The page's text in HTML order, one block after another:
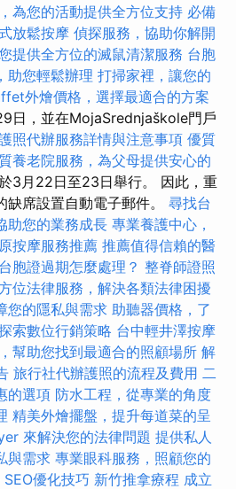
為您的活動提供全方位支持 必備
放鬆按摩 偵探服務，協助你解開
提供全方位的滅鼠清潔服務 台胞
助您輕鬆辦理 打掃家裡，讓您的
外燴價格，選擇最適合的方案
日，並在MojaSrednjaškole門戶
照代辦服務詳情與注意事項 優質
養老院服務，為父母提供安心的
3月22日至23日舉行。 因此，重
席設置自動電子郵件。 尋找台
助您的業務成長 專業養護中心，
按摩服務推薦 推薦值得信賴的醫
台胞證過期怎麼處理？ 整脊師證照
位法律服務，解決各類法律困擾
您的隱私與需求 助聽器價格，了
索數位行銷策略 台中輕井澤按摩
幫助您找到最適合的照顧場所 解
旅行社代辦護照的流程及費用 二
的選項 防水工程，從專業的角度
精美外燴擺盤，提升每道菜的呈
來解決您的法律問題 提供私人
與需求 專業眼科服務，照顧您的
優化技巧 新竹推拿療程 成立